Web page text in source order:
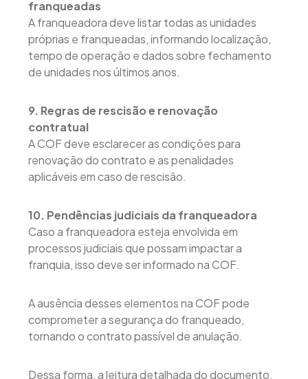
franqueadas
A franqueadora deve listar todas as unidades
próprias e franqueadas, informando localização,
tempo de operação e dados sobre fechamento
de unidades nos últimos anos.
9. Regras de rescisão e renovação
contratual
A COF deve esclarecer as condições para
renovação do contrato e as penalidades
aplicáveis em caso de rescisão.
10. Pendências judiciais da franqueadora
Caso a franqueadora esteja envolvida em
processos judiciais que possam impactar a
franquia, isso deve ser informado na COF.
A ausência desses elementos na COF pode
comprometer a segurança do franqueado,
tornando o contrato passível de anulação.
Dessa forma, a leitura detalhada do documento,